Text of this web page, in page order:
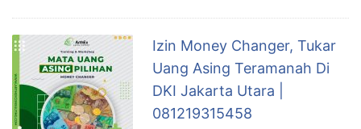
Izin Money Changer, Tukar
Uang Asing Teramanah Di
DKI Jakarta Utara |
081219315458